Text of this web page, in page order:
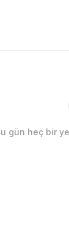
gün heç bir